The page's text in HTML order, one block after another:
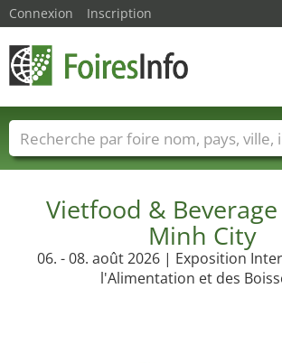
Vietfood &
Minh City
06. - 08. août 2026 | Exposition
l'Alimentation et des
Connexion Inscription
Foire noms Pays Villes